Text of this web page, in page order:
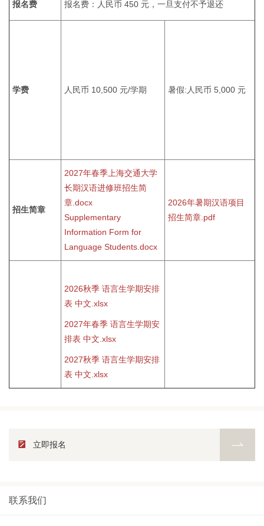
报名费 报名费：人民币 450 元，一旦支付不予退还
学费 人民币 10,500 元/学期 暑假:人民币 5,000 元
招生简章
2027年春季上海交通大学
长期汉语进修班招生简
章.docx
Supplementary
Information Form for
Language Students.docx
2026年暑期汉语项目
招生简章.pdf
2026秋季 语言生学期安排
表 中文.xlsx
2027年春季 语言生学期安
排表 中文.xlsx
2027秋季 语言生学期安排
表 中文.xlsx
立即报名
联系我们